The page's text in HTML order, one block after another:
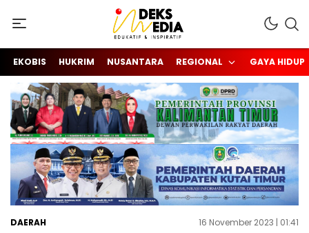
INDEKS MEDIA KALTIM
Berita Hari Ini di Kalimantan Timur (Kaltim)
EKOBIS HUKRIM NUSANTARA REGIONAL GAYA HIDUP
DAERAH 16 November 2023 | 01:41